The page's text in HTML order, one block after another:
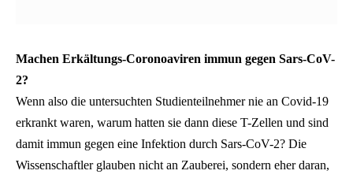
Machen Erkältungs-Coronoaviren immun gegen Sars-CoV-
2?
Wenn also die untersuchten Studienteilnehmer nie an Covid-19
erkrankt waren, warum hatten sie dann diese T-Zellen und sind
damit immun gegen eine Infektion durch Sars-CoV-2? Die
Wissenschaftler glauben nicht an Zauberei, sondern eher daran,